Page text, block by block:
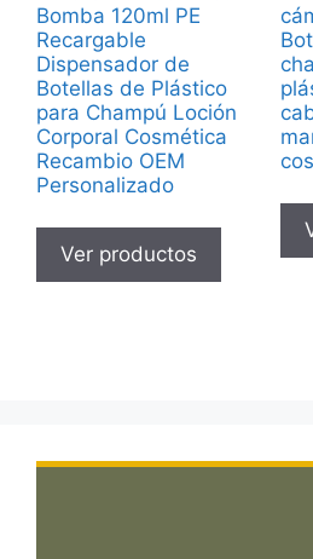
Bomba 120ml PE
Recargable
Dispensador de
Botellas de Plástico
para Champú Loción
Corporal Cosmética
Recambio OEM
Personalizado
Ver productos